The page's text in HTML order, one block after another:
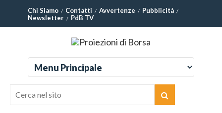
Chi Siamo Contatti Avvertenze
Pubblicità
Newsletter
PdB TV